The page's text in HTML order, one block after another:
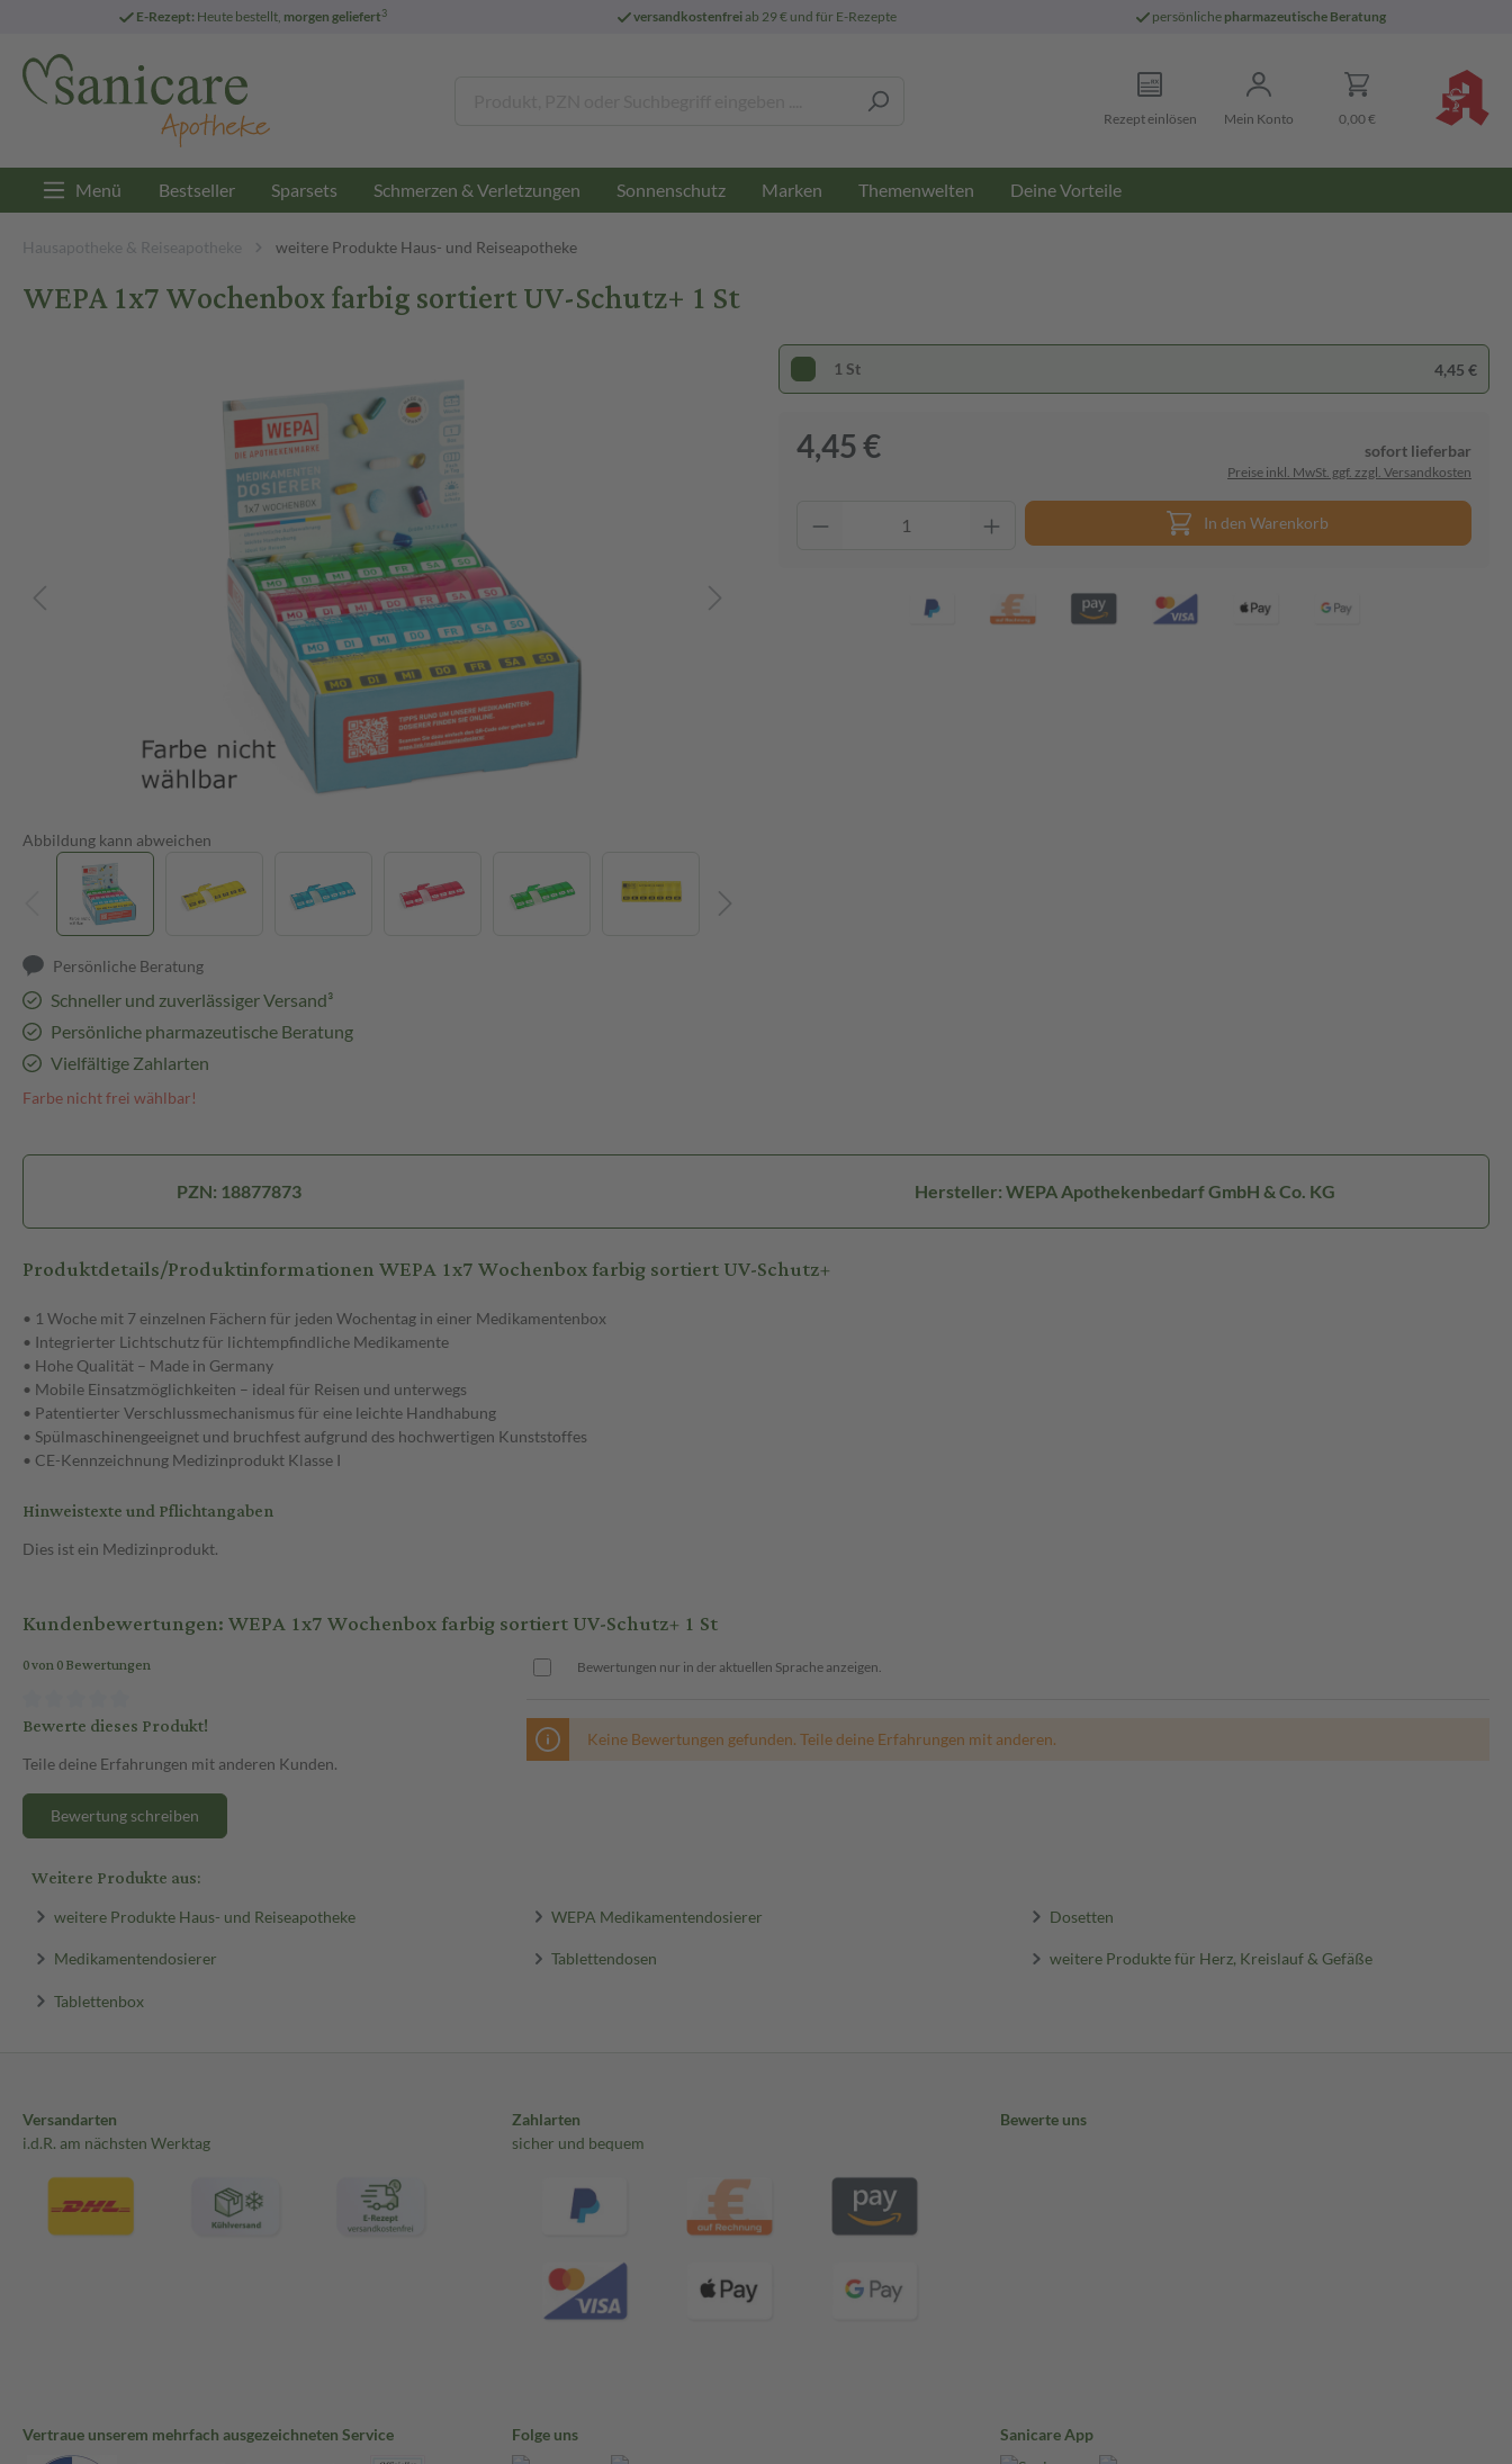
E-Rezept: Heute bestellt, morgen geliefert3 versandkostenfreiab 29 € und für E-Rezepte persönliche pharmazeutische Beratung
Rezept einlösen Mein Konto 0,00 €
Menü Bestseller Sparsets Schmerzen & Verletzungen Sonnenschutz Marken Themenwelten Deine Vorteile
Hausapotheke & Reiseapotheke weitere Produkte Haus- und Reiseapotheke
WEPA 1x7 Wochenbox farbig sortiert UV-Schutz+ 1 St
Abbildung kann abweichen
Persönliche Beratung
Schneller und zuverlässiger Versand³
Persönliche pharmazeutische Beratung
Vielfältige Zahlarten
Farbe nicht frei wählbar!
1 St 4,45 €
4,45 € sofort lieferbar
Preise inkl. MwSt. ggf. zzgl. Versandkosten
In den Warenkorb
PZN: 18877873 Hersteller: WEPA Apothekenbedarf GmbH & Co. KG
Produktdetails/Produktinformationen WEPA 1x7 Wochenbox farbig sortiert UV-Schutz+
• 1 Woche mit 7 einzelnen Fächern für jeden Wochentag in einer Medikamentenbox
• Integrierter Lichtschutz für lichtempfindliche Medikamente
• Hohe Qualität – Made in Germany
• Mobile Einsatzmöglichkeiten – ideal für Reisen und unterwegs
• Patentierter Verschlussmechanismus für eine leichte Handhabung
• Spülmaschinengeeignet und bruchfest aufgrund des hochwertigen Kunststoffes
• CE-Kennzeichnung Medizinprodukt Klasse I
Hinweistexte und Pflichtangaben
Dies ist ein Medizinprodukt.
Kundenbewertungen: WEPA 1x7 Wochenbox farbig sortiert UV-Schutz+ 1 St
0 von 0 Bewertungen
Bewerte dieses Produkt!
Teile deine Erfahrungen mit anderen Kunden.
Bewertung schreiben
Bewertungen nur in der aktuellen Sprache anzeigen.
Keine Bewertungen gefunden. Teile deine Erfahrungen mit anderen.
Weitere Produkte aus:
weitere Produkte Haus- und Reiseapotheke WEPA Medikamentendosierer Dosetten
Medikamentendosierer Tablettendosen weitere Produkte für Herz, Kreislauf & Gefäße
Tablettenbox
Versandarten
i.d.R. am nächsten Werktag
Zahlarten
sicher und bequem
Bewerte uns
Vertraue unserem mehrfach ausgezeichneten Service Folge uns Sanicare App